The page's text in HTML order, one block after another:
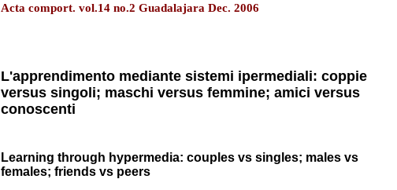
Acta comport. vol.14 no.2 Guadalajara Dec. 2006
L'apprendimento mediante sistemi ipermediali: coppie
versus singoli; maschi versus femmine; amici versus
conoscenti
Learning through hypermedia: couples vs singles; males vs
females; friends vs peers